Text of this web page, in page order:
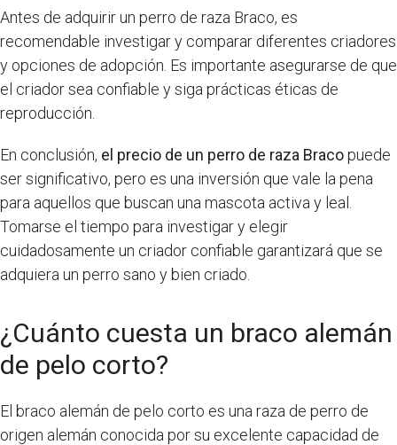
Antes de adquirir un perro de raza Braco, es
recomendable investigar y comparar diferentes criadores
y opciones de adopción. Es importante asegurarse de que
el criador sea confiable y siga prácticas éticas de
reproducción.
En conclusión, el precio de un perro de raza Bracopuede
ser significativo, pero es una inversión que vale la pena
para aquellos que buscan una mascota activa y leal.
Tomarse el tiempo para investigar y elegir
cuidadosamente un criador confiable garantizará que se
adquiera un perro sano y bien criado.
¿Cuánto cuesta un braco alemán
de pelo corto?
El braco alemán de pelo corto es una raza de perro de
origen alemán conocida por su excelente capacidad de